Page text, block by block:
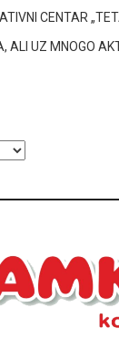
CENTAR
ALI UZ MNOGO